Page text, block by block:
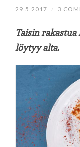
29.5.2017 / 3
Taisin
löytyy alta.